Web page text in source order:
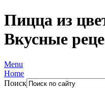
Пицца из
Вкусные
Menu
Home
Поиск